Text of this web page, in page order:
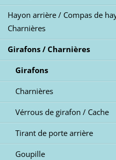
Hayon arrière / Compas de
Charnières
Girafons / Charnières
Girafons
Charnières
Vérrous de girafon / Cache
Tirant de porte arrière
Goupille